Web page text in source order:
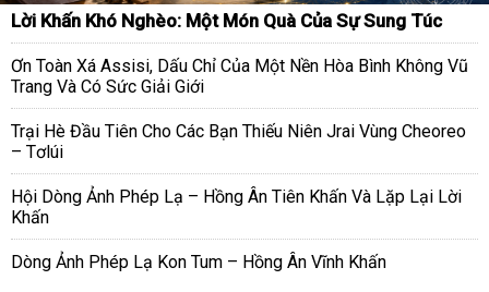
Lời Khấn Khó Nghèo: Một Món Quà Của Sự Sung Túc
Ơn Toàn Xá Assisi, Dấu Chỉ Của Một Nền Hòa Bình Không Vũ
Trang Và Có Sức Giải Giới
Trại Hè Đầu Tiên Cho Các Bạn Thiếu Niên Jrai Vùng Cheoreo
– Tơlúi
Hội Dòng Ảnh Phép Lạ – Hồng Ân Tiên Khấn Và Lặp Lại Lời
Khấn
Dòng Ảnh Phép Lạ Kon Tum – Hồng Ân Vĩnh Khấn